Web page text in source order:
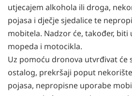
utjecajem alkohola ili droga,
pojasa i dječje sjedalice te
mobitela. Nadzor će, također, biti
mopeda i motocikla.
Uz pomoću dronova utvrđivat će
ostalog, prekršaji poput
pojasa, nepropisne uporabe